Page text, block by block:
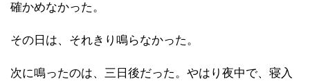
確かめなかった。
その日は、それきり鳴らなかった。
次に鳴ったのは、三日後だった。やはり夜中で、寝入